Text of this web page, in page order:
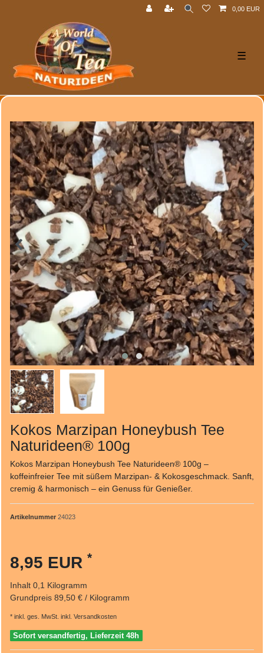
0,00 EUR
☰
Kokos Marzipan Honeybush Tee
Naturideen® 100g
Kokos Marzipan Honeybush Tee Naturideen® 100g –
koffeinfreier Tee mit süßem Marzipan- & Kokosgeschmack. Sanft,
cremig & harmonisch – ein Genuss für Genießer.
Artikelnummer 24023
8,95 EUR *
Inhalt 0,1 Kilogramm
Grundpreis 89,50 € / Kilogramm
* inkl. ges. MwSt. inkl. Versandkosten
Sofort versandfertig, Lieferzeit 48h